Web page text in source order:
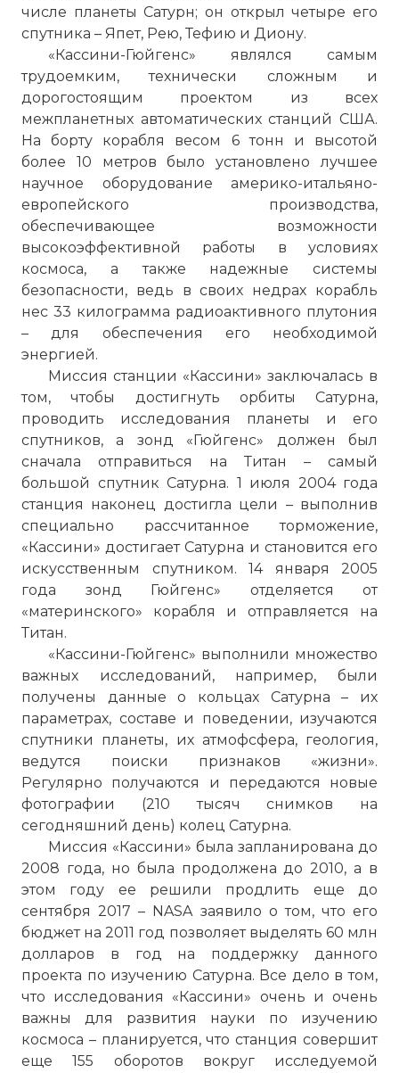
числе планеты Сатурн; он открыл четыре его
спутника – Япет, Рею, Тефию и Диону.
«Кассини-Гюйгенс» являлся самым
трудоемким, технически сложным и
дорогостоящим проектом из всех
межпланетных автоматических станций США.
На борту корабля весом 6 тонн и высотой
более 10 метров было установлено лучшее
научное оборудование америко-итальяно-
европейского производства,
обеспечивающее возможности
высокоэффективной работы в условиях
космоса, а также надежные системы
безопасности, ведь в своих недрах корабль
нес 33 килограмма радиоактивного плутония
– для обеспечения его необходимой
энергией.
Миссия станции «Кассини» заключалась в
том, чтобы достигнуть орбиты Сатурна,
проводить исследования планеты и его
спутников, а зонд «Гюйгенс» должен был
сначала отправиться на Титан – самый
большой спутник Сатурна. 1 июля 2004 года
станция наконец достигла цели – выполнив
специально рассчитанное торможение,
«Кассини» достигает Сатурна и становится его
искусственным спутником. 14 января 2005
года зонд Гюйгенс» отделяется от
«материнского» корабля и отправляется на
Титан.
«Кассини-Гюйгенс» выполнили множество
важных исследований, например, были
получены данные о кольцах Сатурна – их
параметрах, составе и поведении, изучаются
спутники планеты, их атмофсфера, геология,
ведутся поиски признаков «жизни».
Регулярно получаются и передаются новые
фотографии (210 тысяч снимков на
сегодняшний день) колец Сатурна.
Миссия «Кассини» была запланирована до
2008 года, но была продолжена до 2010, а в
этом году ее решили продлить еще до
сентября 2017 – NASA заявило о том, что его
бюджет на 2011 год позволяет выделять 60 млн
долларов в год на поддержку данного
проекта по изучению Сатурна. Все дело в том,
что исследования «Кассини» очень и очень
важны для развития науки по изучению
космоса – планируется, что станция совершит
еще 155 оборотов вокруг исследуемой